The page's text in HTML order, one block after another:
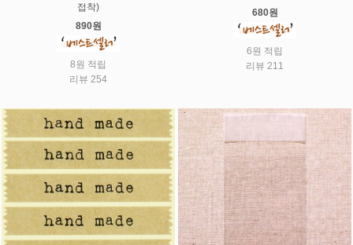
접착)
890원
8원 적립
리뷰 254
680원
6원 적립
리뷰 211